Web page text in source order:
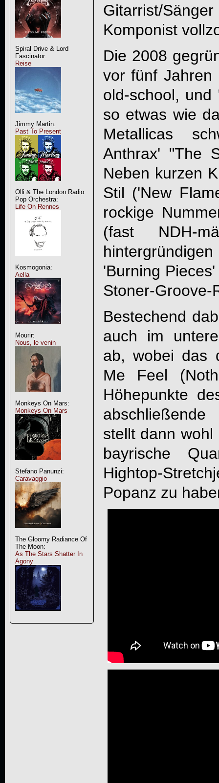
Spiral Drive & Lord
Fascinator:
Reise
Jimmy Martin:
Past To Present
Olli & The London Radio
Pop Orchestra:
Life On Rennes
Kosmogonia:
Aella
Mourir:
Nous, le venin
Monkeys On Mars:
Monkeys On Mars
Stefano Panunzi:
Caravaggio
The Gloomy Radiance Of
The Moon:
As The Stars Shatter In
Agony
Gitarrist/
Komponist
Die 2008
vor fünf Jahren
old-school, und
so etwas wie
Metallicas
Anthrax' "The
Neben kurzen
Stil ('New
rockige
(fast NDH-
'Burning
Stoner-Groove-
Bestechend
auch im
ab, wobei das
Me Feel
Höhepunkte
stellt dann
bayrische
Hightop-
Popanz zu